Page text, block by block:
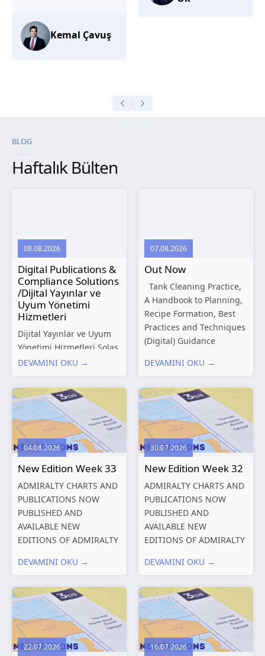
BLOG
Haftalık Bülten
08.08.2026
Digital Publications &
Compliance Solutions
/Dijital Yayınlar ve
Uyum Yönetimi
Hizmetleri
Dijital Yayınlar ve Uyum
Yönetimi Hizmetleri Solas
Marine, denizcilik
düzenleyici gereklilikleri
ve dijitalleşen
operasyonel ihtiyaçları
doğrultusunda kapsamlı
Dijital Yayınlar ve Uyum
Yönetimi çözümleri
sunmaktadır.
Hizmetlerimiz; gemi
işletmecileri, armatörler,
teknik yönetim şirketleri
ve denizcilik...
DEVAMINI OKU →
07.08.2026
Out Now
Tank Cleaning Practice,
A Handbook to Planning,
Recipe Formation, Best
Practices and Techniques
(Digital) Guidance
Structures – Consolidated
Shipping and the
Environment – A Guide to
Environmental
Compliance...
DEVAMINI OKU →
04.08.2026
New Edition Week 33
ADMIRALTY CHARTS AND
PUBLICATIONS NOW
PUBLISHED AND
AVAILABLE NEW
EDITIONS OF ADMIRALTY
PUBLICATIONS New
Charts published 13
August 2026 Chart
Title, limits
and other remarks
319
DEVAMINI OKU →
30.07.2026
New Edition Week 32
ADMIRALTY CHARTS AND
PUBLICATIONS NOW
PUBLISHED AND
AVAILABLE NEW
EDITIONS OF ADMIRALTY
PUBLICATIONS New
Charts published 06
August 2026 Chart Title,
limits and other remarks
1602 China – Chang...
DEVAMINI OKU →
22.07.2026 16.07.2026